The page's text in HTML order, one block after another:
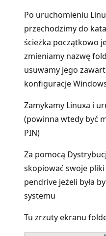
Po uruchomieniu
przechodzimy do
ścieżka początkowo
zmieniamy nazwę
usuwamy jego
konfiguracje
Zamykamy Linuxa i
(powinna wtedy być
PIN)
Za pomocą
skopiować swoje
pendrive jeżeli była
systemu
Tu zrzuty ekranu